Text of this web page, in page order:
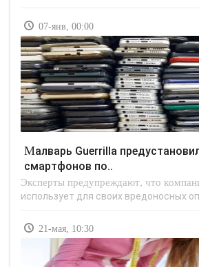
07-янв, 00:00
Малварь Guerrilla предустановили на 9 млн
смартфонов по..
Эксперты предупреждают, что
использует для своих вредоносных
21-мая, 10:30